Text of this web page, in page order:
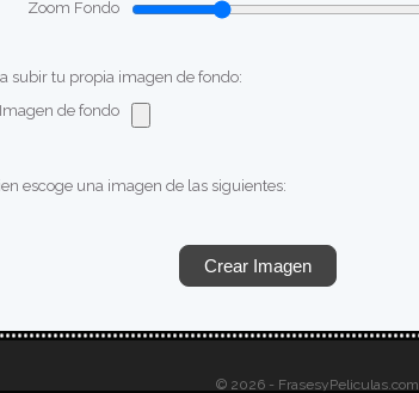
Zoom Fondo
subir tu propia imagen de fondo:
Imagen de fondo
escoge una imagen de las siguientes:
© 2026 - FrasesyPeliculas.com